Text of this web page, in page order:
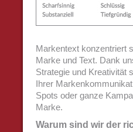
Markentext konzentriert
Marke und Text. Dank
Strategie und Kreativität
Ihrer
Spots oder ganze
Marke.
Warum sind wir der